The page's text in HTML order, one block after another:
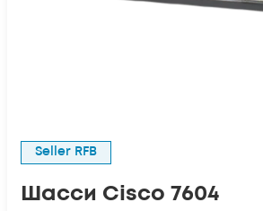
Seller RFB
Шасси Cisco 7604